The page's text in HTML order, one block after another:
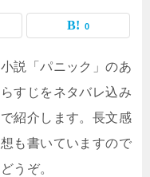
0
小説「パニック」のあ
らすじをネタバレ込み
で紹介します。長文感
想も書いていますので
どうぞ。